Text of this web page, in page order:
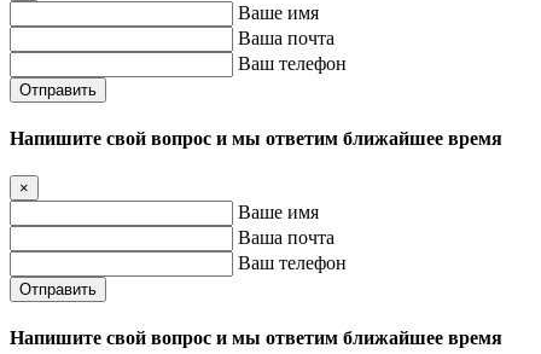
Ваше имя
Ваша почта
Ваш телефон
Отправить
Напишите свой вопрос и мы ответим ближайшее время
×
Ваше имя
Ваша почта
Ваш телефон
Отправить
Напишите свой вопрос и мы ответим ближайшее время